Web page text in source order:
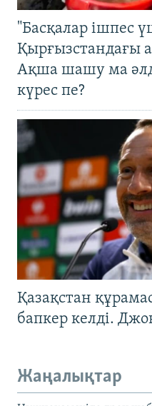
"Басқалар ішпес
Қырғызстандағы
Ақша шашу ма
күрес пе?
Қазақстан
бапкер келді.
Жаңалықтар